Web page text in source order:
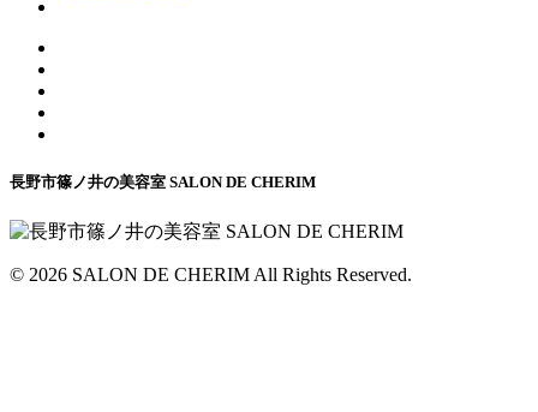
長野市篠ノ井の美容室 SALON DE CHERIM
© 2026 SALON DE CHERIM All Rights Reserved.